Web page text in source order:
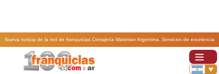
Nueva noticia de la red de franquicias Cerrajería Waisman Argentina. Servicios de excelencia
con franquicia Cerrajería Waisman.